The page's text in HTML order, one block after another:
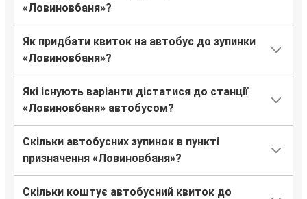
«Ловиновбаня»?
Як придбати квиток на автобус до зупинки
«Ловиновбаня»?
Які існують варіанти дістатися до станції
«Ловиновбаня» автобусом?
Скільки автобусних зупинок в пункті
призначення «Ловиновбаня»?
Скільки коштує автобусний квиток до